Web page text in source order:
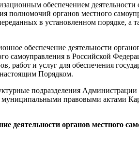
обеспечением
полномочий органов местного
в установленном порядке, а
обеспечение деятельности
самоуправления в Российской
работ и услуг для обеспечения
настоящим Порядком.
подразделения
правовыми актами
деятельности органов местного